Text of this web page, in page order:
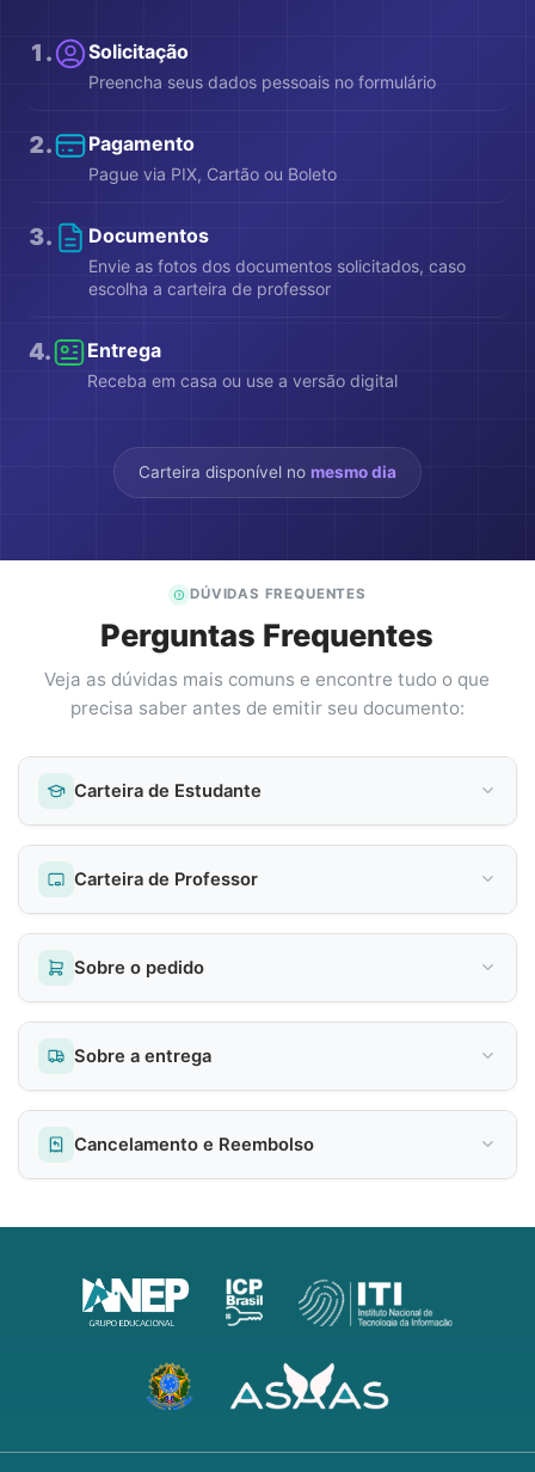
1 . Solicitação
Preencha seus dados pessoais no formulário
2. Pagamento
Pague via PIX, Cartão ou Boleto
3. Documentos
Envie as fotos dos documentos solicitados, caso
escolha a carteira de professor
4. Entrega
Receba em casa ou use a versão digital
Carteira disponível no mesmo dia
DÚVIDAS FREQUENTES
Perguntas Frequentes
Veja as dúvidas mais comuns e encontre tudo o que
precisa saber antes de emitir seu documento:
Carteira de Estudante
Carteira de Professor
Sobre o pedido
Sobre a entrega
Cancelamento e Reembolso